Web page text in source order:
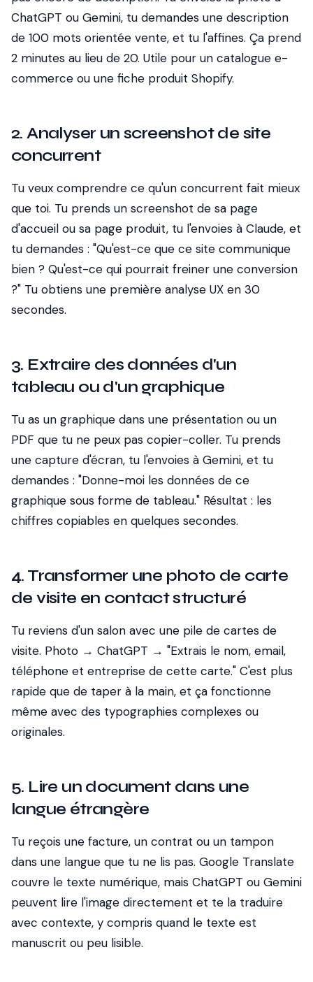
ChatGPT ou Gemini, tu demandes une description
de 100 mots orientée vente, et tu l'affines. Ça prend
2 minutes au lieu de 20. Utile pour un catalogue e-
commerce ou une fiche produit Shopify.
2. Analyser un screenshot de site
concurrent
Tu veux comprendre ce qu'un concurrent fait mieux
que toi. Tu prends un screenshot de sa page
d'accueil ou sa page produit, tu l'envoies à Claude, et
tu demandes : "Qu'est-ce que ce site communique
bien ? Qu'est-ce qui pourrait freiner une conversion
?" Tu obtiens une première analyse UX en 30
secondes.
3. Extraire des données d'un
tableau ou d'un graphique
Tu as un graphique dans une présentation ou un
PDF que tu ne peux pas copier-coller. Tu prends
une capture d'écran, tu l'envoies à Gemini, et tu
demandes : "Donne-moi les données de ce
graphique sous forme de tableau." Résultat : les
chiffres copiables en quelques secondes.
4. Transformer une photo de carte
de visite en contact structuré
Tu reviens d'un salon avec une pile de cartes de
visite. Photo → ChatGPT → "Extrais le nom, email,
téléphone et entreprise de cette carte." C'est plus
rapide que de taper à la main, et ça fonctionne
même avec des typographies complexes ou
originales.
5. Lire un document dans une
langue étrangère
Tu reçois une facture, un contrat ou un tampon
dans une langue que tu ne lis pas. Google Translate
couvre le texte numérique, mais ChatGPT ou Gemini
peuvent lire l'image directement et te la traduire
avec contexte, y compris quand le texte est
manuscrit ou peu lisible.